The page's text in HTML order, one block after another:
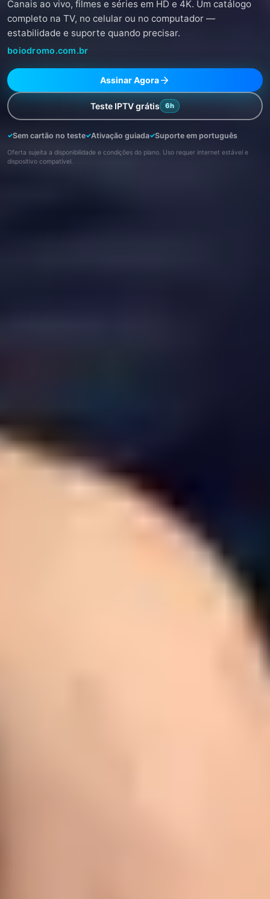
Canais ao vivo, filmes e séries em HD e 4K. Um catálogo
completo na TV, no celular ou no computador —
estabilidade e suporte quando precisar.
boiodromo.com.br
Assinar Agora
Teste IPTV grátis 6h
Sem cartão no teste Ativação guiada Suporte em português
Oferta sujeita a disponibilidade e condições do plano. Uso requer internet estável e
dispositivo compatível.